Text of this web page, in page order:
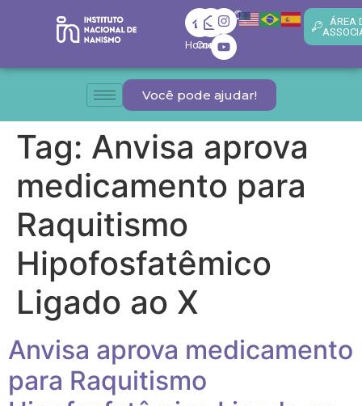
Home
Contato
ÁREA
Você pode ajudar!
Tag: Anvisa aprova
medicamento para
Raquitismo
Hipofosfatêmico
Ligado ao X
Anvisa aprova medicamento
para Raquitismo